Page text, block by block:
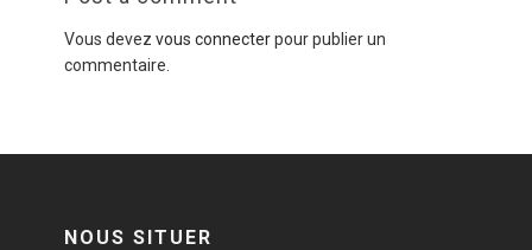
Vous devez vous connecterpour publier un
commentaire.
NOUS SITUER